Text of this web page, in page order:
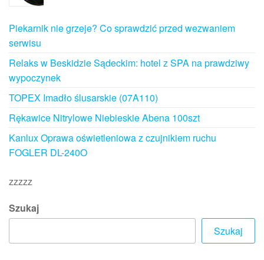
Piekarnik nie grzeje? Co sprawdzić przed wezwaniem
serwisu
Relaks w Beskidzie Sądeckim: hotel z SPA na prawdziwy
wypoczynek
TOPEX Imadło ślusarskie (07A110)
Rękawice Nitrylowe Niebieskie Abena 100szt
Kanlux Oprawa oświetleniowa z czujnikiem ruchu
FOGLER DL-240O
zzzzz
Szukaj
Szukaj